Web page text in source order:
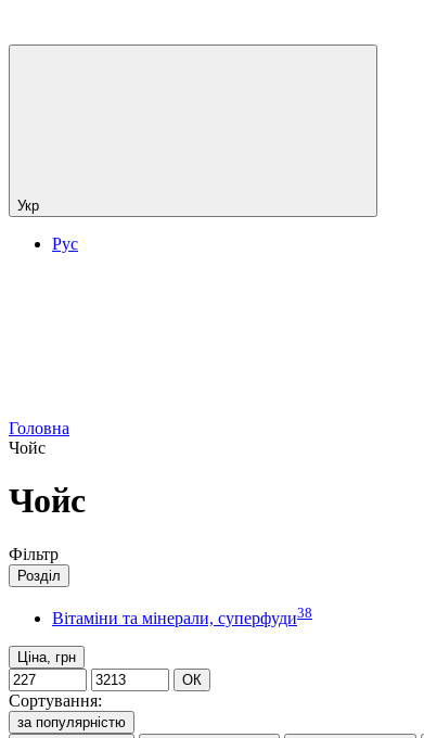
Укр
Рус
Головна
Чойс
Чойс
Фільтр
Розділ
Вітаміни та мінерали, суперфуди38
Ціна, грн
ОК
Сортування:
за популярністю